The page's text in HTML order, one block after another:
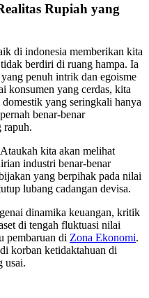
Rupiah yang
di indonesia memberikan kita
berdiri di ruang hampa. Ia
penuh intrik dan egoisme
konsumen yang cerdas, kita
yang seringkali hanya
benar-benar
rapuh.
kita akan melihat
industri benar-benar
yang berpihak pada nilai
lubang cadangan devisa.
dinamika keuangan, kritik
di tengah fluktuasi nilai
pembaruan di Zona Ekonomi.
korban ketidaktahuan di
usai.